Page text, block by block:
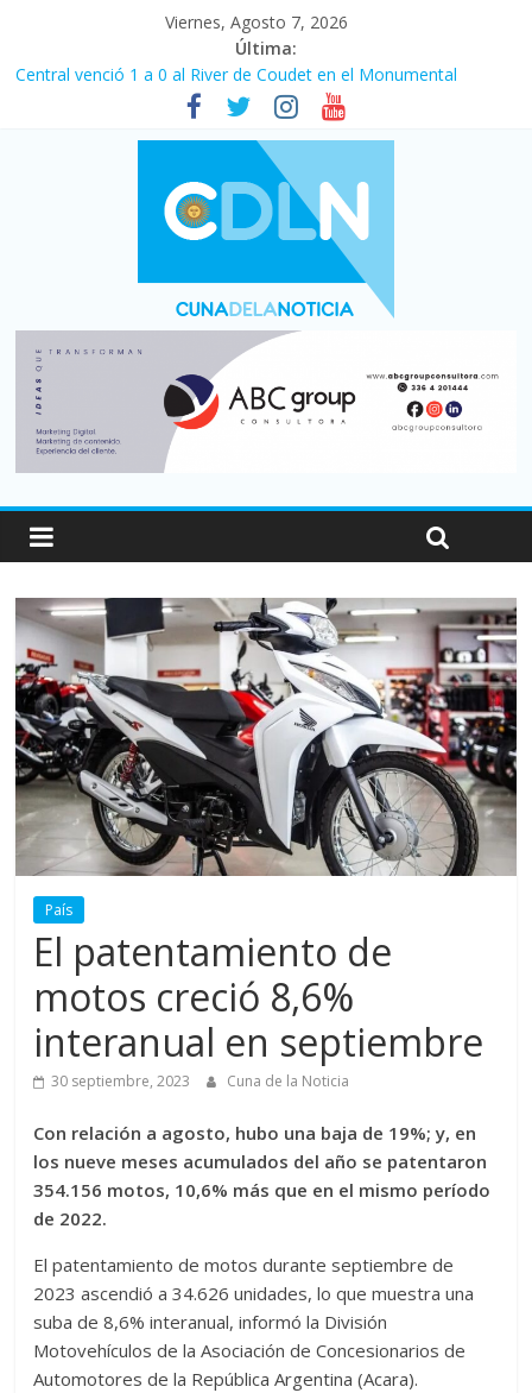
Viernes, Agosto 7, 2026
Última:
Central venció 1 a 0 al River de Coudet en el Monumental
La morosidad alcanzó su nivel más alto en dos décadas y ya
afecta a 400 mil deudores en Santa Fe
Desde que asumió Milei cerraron 41.000 kioscos: el sector
denuncia crisis como en 2001
Vacaciones de invierno con más movimiento y consumo
turístico: 4,6 millones de personas viajaron por el país, un 5,9%
Fuerte caída de la venta de autos usados en julio: bajó un 12,6%
País
El patentamiento de
motos creció 8,6%
interanual en septiembre
30 septiembre, 2023 Cuna de la Noticia
Con relación a agosto, hubo una baja de 19%; y, en
los nueve meses acumulados del año se patentaron
354.156 motos, 10,6% más que en el mismo período
de 2022.
El patentamiento de motos durante septiembre de
2023 ascendió a 34.626 unidades, lo que muestra una
suba de 8,6% interanual, informó la División
Motovehículos de la Asociación de Concesionarios de
Automotores de la República Argentina (Acara).